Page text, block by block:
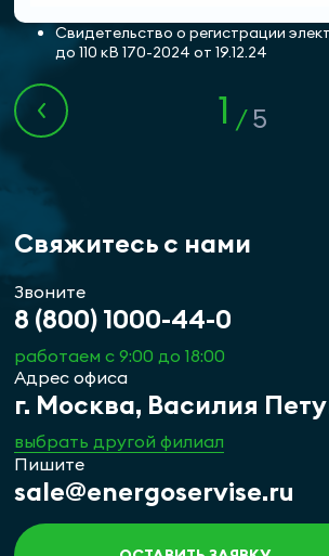
Свидетельство о регистрации
до 110 кВ 170-2024 от 19.12.24
1 /5
Свидетельство НКО СРО
0203-02-23к16.
2/ 5
Система менеджмента качества
3/ 5
Знак доверия D-U-N-S REGISTERED.
4 / 5
контроля.
5
Свяжитесь с нами
Звоните
8 (800) 1000-44-0
работаем с 9:00 до 18:00
Адрес офиса
г. Москва, Василия
выбрать другой филиал
Пишите
sale@energoservise.ru